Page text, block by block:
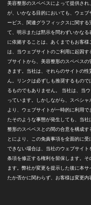
美容整形のスペベスによって提供さ
が、いかなる目的においても、ウェ
ービス、関連グラフィックスに関す
て、明示または黙示を問わずいかな
に依拠することは、あくまでもお客
は、当ウェブサイトのご利用に起因
ブサイトから、美容整形のスペベス
きます。当社は、それらのサイトの
ん。リンクは必ずしも推奨するもの
るものでもありません。 当社は、当
っています。しかしながら、スペシ
より、ウェブサイトが一時的に利用
たそのような事態が発生しても、当
整形のスペベスとの間の合意を構成
とにより、この免責事項を全面的に
できない場合は、当社のウェブサイ
条項を修正する権利を留保します。
ます。弊社が変更を提示した後に本
たか否かに関わらず、お客様は変更内